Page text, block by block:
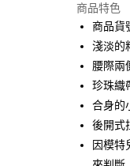
3 期
合作金
華南商
國泰世
臺灣中
匯豐（
聯邦商
元大商
超商取貨
Apple Pay
商品特色
商品貨
淺淡的
腰際兩
珍珠織
合身的
後開式
因模特